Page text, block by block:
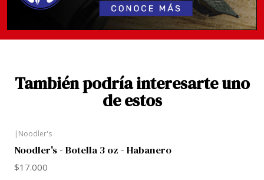
También podría interesarte uno
de estos
| Noodler's
Noodler's - Botella 3 oz - Habanero
$17.000